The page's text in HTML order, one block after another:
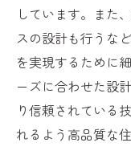
しています。また
スの設計も行うな
を実現するために
ーズに合わせた設
り信頼されている
れるよう高品質な